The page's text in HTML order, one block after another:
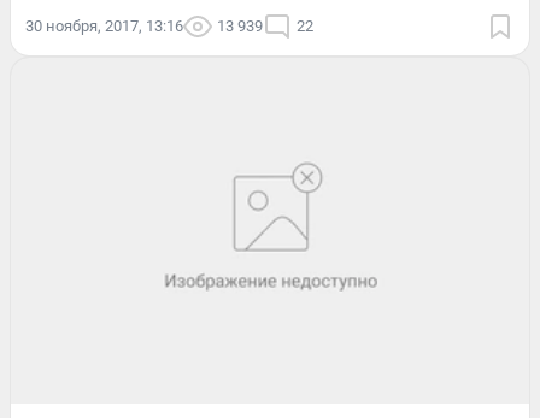
30 ноября, 2017, 13:16 13 939 22